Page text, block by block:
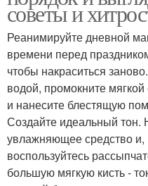
советы и
Реанимируйте дневной
времени перед
чтобы накраситься
водой, промокните
и нанесите блестящую
Создайте идеальный тон.
увлажняющее средство и,
воспользуйтесь
большую мягкую кисть -